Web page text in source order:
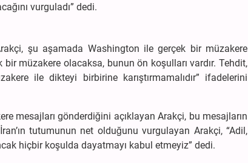
vurguladı” dedi.
şu aşamada Washington ile gerçek bir müzakere
müzakere olacaksa, bunun ön koşulları vardır. Tehdit,
ile dikteyi birbirine karıştırmamalıdır” ifadelerini
mesajları gönderdiğini açıklayan Arakçi, bu mesajların
tutumunun net olduğunu vurgulayan Arakçi, “Adil,
hiçbir koşulda dayatmayı kabul etmeyiz” dedi.